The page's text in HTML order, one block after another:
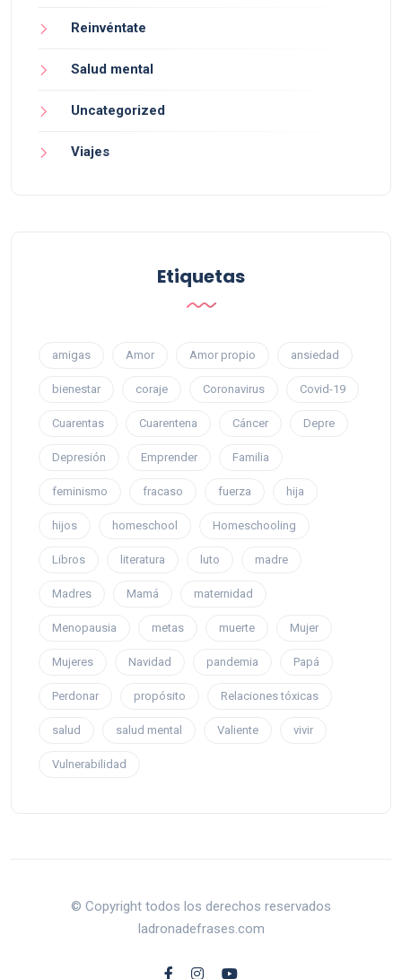
Reinvéntate
Salud mental
Uncategorized
Viajes
Etiquetas
amigas Amor Amor propio ansiedad
bienestar coraje Coronavirus Covid-19
Cuarentas Cuarentena Cáncer Depre
Depresión Emprender Familia
feminismo fracaso fuerza hija
hijos homeschool Homeschooling
Libros literatura luto madre
Madres Mamá maternidad
Menopausia metas muerte Mujer
Mujeres Navidad pandemia Papá
Perdonar propósito Relaciones tóxicas
salud salud mental Valiente vivir
Vulnerabilidad
© Copyright todos los derechos reservados
ladronadefrases.com